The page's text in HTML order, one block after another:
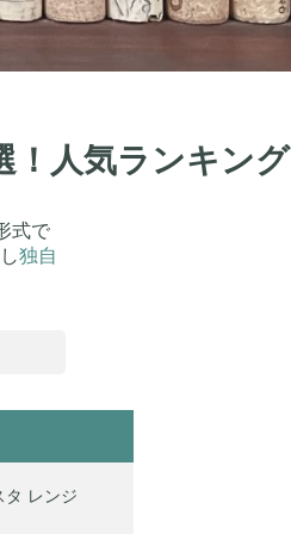
！人気ランキング
式で
独自
タ レンジ